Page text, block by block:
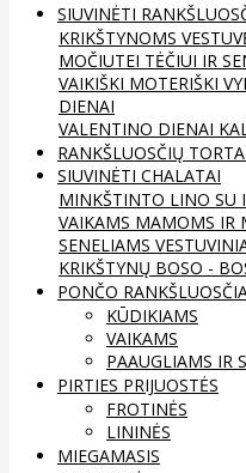
SIUVINĖTI
KRIKŠTYNOMS
MOČIUTEI TĖČIUI IR
VAIKIŠKI MOTERIŠKI
DIENAI
VALENTINO DIENAI
RANKŠLUOSČIŲ
SIUVINĖTI CHALATAI
MINKŠTINTO LINO SU
VAIKAMS MAMOMS IR
SENELIAMS
KRIKŠTYNŲ BOSO -
PONČO
KŪDIKIAMS
VAIKAMS
PAAUGLIAMS IR
PIRTIES PRIJUOSTĖS
FROTINĖS
LININĖS
MIEGAMASIS